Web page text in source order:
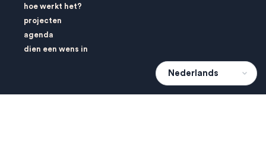
hoe werkt het?
projecten
agenda
dien een wens in